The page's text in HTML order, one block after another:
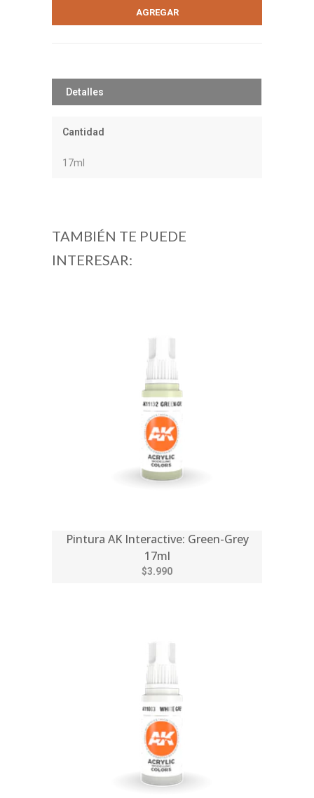
Detalles
Cantidad
17ml
TAMBIÉN TE PUEDE
INTERESAR:
Pintura AK Interactive: Green-Grey
17ml
$3.990